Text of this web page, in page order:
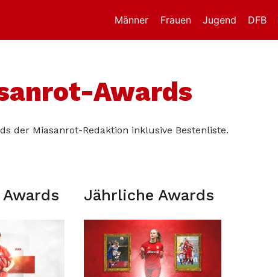
Männer Frauen Jugend DFB
Awards
der Miasanrot-Redaktion inklusive Bestenliste.
Jährliche Awards